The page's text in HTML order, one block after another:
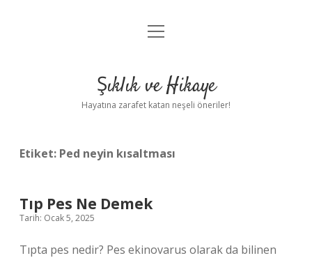
Anasayfa
Yasal Uyarı
menüyü
Şıklık ve Hikaye
Hayatına zarafet katan neşeli öneriler!
Etiket: Ped neyin kısaltması
Tıp Pes Ne Demek
Tarih: Ocak 5, 2025
Tıpta pes nedir? Pes ekinovarus olarak da bilinen